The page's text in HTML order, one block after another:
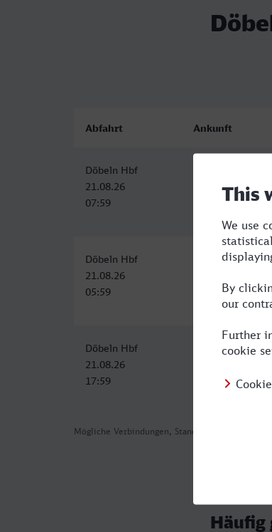
Mögliche Verbindungen, Stand: 2026-08-07 06:15
Abfahrt Ankunft
Döbeln Hbf
21.08.26
07:59
21.08.26
Döbeln Hbf
21.08.26
05:59
Gütersloh Hbf
Döbeln Hbf
21.08.26
17:59
Gütersloh Hbf
Häufig